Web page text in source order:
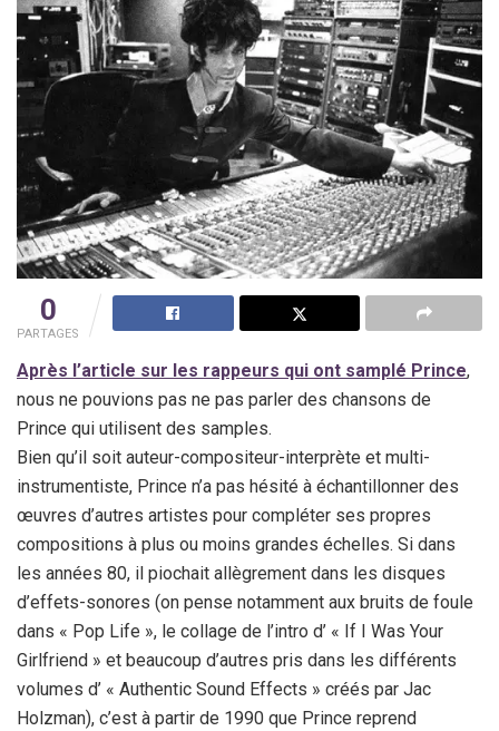
0
PARTAGES
Après l’article sur les rappeurs qui ont samplé Prince,
nous ne pouvions pas ne pas parler des chansons de
Prince qui utilisent des samples.
Bien qu’il soit auteur-compositeur-interprète et multi-
instrumentiste, Prince n’a pas hésité à échantillonner des
œuvres d’autres artistes pour compléter ses propres
compositions à plus ou moins grandes échelles. Si dans
les années 80, il piochait allègrement dans les disques
d’effets-sonores (on pense notamment aux bruits de foule
dans « Pop Life », le collage de l’intro d’ « If I Was Your
Girlfriend » et beaucoup d’autres pris dans les différents
volumes d’ « Authentic Sound Effects » créés par Jac
Holzman), c’est à partir de 1990 que Prince reprend